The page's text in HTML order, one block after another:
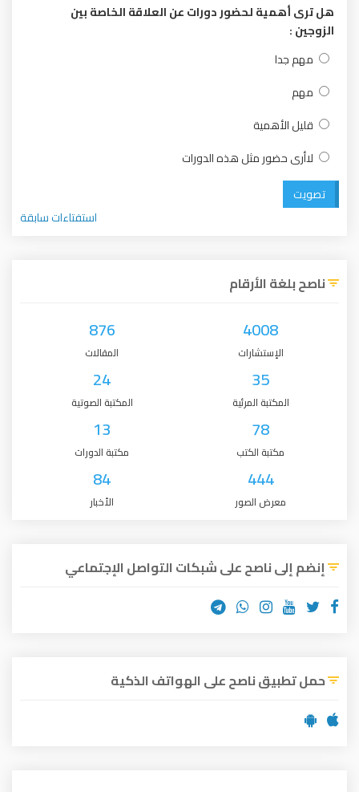
هل ترى أهمية لحضور دورات عن العلاقة الخاصة بين
الزوجين :
مهم جدا
مهم
قليل الأهمية
لاأرى حضور مثل هذه الدورات
تصويت
استفتاءات سابقة
ناصح بلغة الأرقام
4008
الإستشارات
876
المقالات
35
المكتبة المرئية
24
المكتبة الصوتية
78
مكتبة الكتب
13
مكتبة الدورات
444
معرض الصور
84
الأخبار
إنضم إلى ناصح على شبكات التواصل الإجتماعي
حمل تطبيق ناصح على الهواتف الذكية